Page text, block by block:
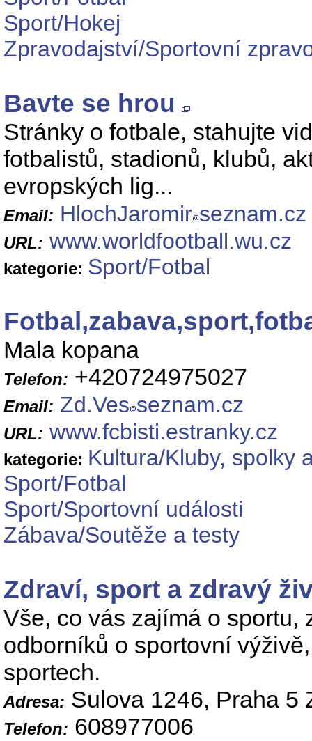
Sport/Hokej
Zpravodajství/Sportovní
Bavte se hrou
Stránky o fotbale, stahujte
fotbalistů, stadionů, klubů,
evropských lig...
Email: HlochJaromir seznam.cz
URL: www.worldfootball.wu.cz
kategorie: Sport/Fotbal
Mala kopana
Telefon: +420724975027
Email: Zd.Ves seznam.cz
URL: www.fcbisti.estranky.cz
kategorie: Kultura/Kluby, spolky
Sport/Fotbal
Sport/Sportovní události
Zábava/Soutěže a testy
Zdraví, sport a zdravý
Vše, co vás zajímá o sportu,
odborníků o sportovní
sportech.
Adresa: Sulova 1246, Praha 5
Telefon: 608977006